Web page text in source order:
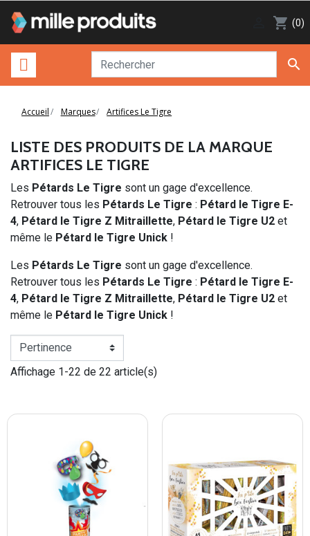
shopping_cart (0)

Accueil Marques Artifices Le Tigre
LISTE DES PRODUITS DE LA MARQUE
ARTIFICES LE TIGRE
Les Pétards Le Tigre sont un gage d'excellence.
Retrouver tous les Pétards Le Tigre : Pétard le Tigre E-
4, Pétard le Tigre Z Mitraillette, Pétard le Tigre U2 et
même le Pétard le Tigre Unick !
Les Pétards Le Tigre sont un gage d'excellence.
Retrouver tous les Pétards Le Tigre : Pétard le Tigre E-
4, Pétard le Tigre Z Mitraillette, Pétard le Tigre U2 et
même le Pétard le Tigre Unick !
Affichage 1-22 de 22 article(s)